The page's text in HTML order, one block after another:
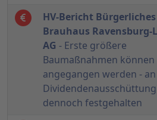
HV-Bericht Bürgerliches
Brauhaus Ravensburg-
AG - Erste größere
Baumaßnahmen können
angegangen werden - an
dennoch festgehalten